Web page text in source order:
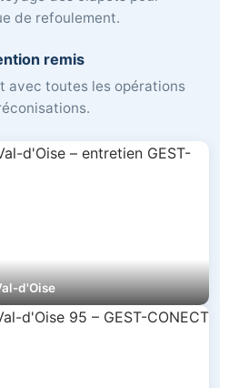
de refoulement.
remis
avec toutes les opérations
d'Oise